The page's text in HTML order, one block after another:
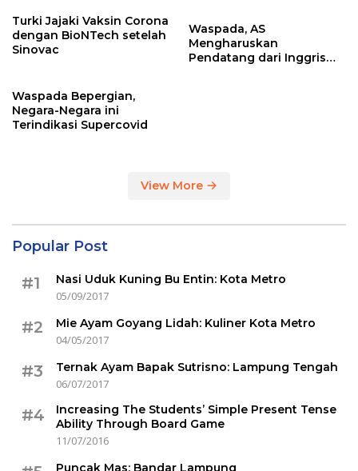
Turki Jajaki Vaksin Corona
dengan BioNTech setelah
Sinovac
Waspada, AS
Mengharuskan
Pendatang dari Inggris
Waspada Bepergian,
Negara-Negara ini
Terindikasi Supercovid
View More
Popular Post
#1
Nasi Uduk Kuning Bu Entin: Kota Metro
05/09/2017
#2
Mie Ayam Goyang Lidah: Kuliner Kota Metro
04/05/2017
#3
Ternak Ayam Bapak Sutrisno: Lampung Tengah
06/07/2017
#4
Increasing The Students’ Simple Present Tense
Ability Through Board Game
11/07/2016
Puncak Mas: Bandar Lampung